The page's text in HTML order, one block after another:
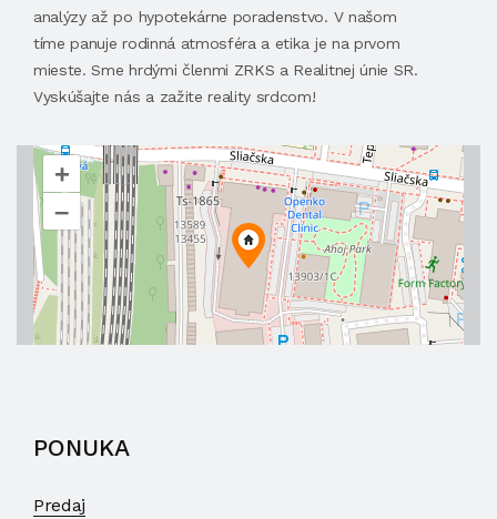
analýzy až po hypotekárne poradenstvo. V našom
tíme panuje rodinná atmosféra a etika je na prvom
mieste. Sme hrdými členmi ZRKS a Realitnej únie SR.
Vyskúšajte nás a zažite reality srdcom!
+
–
PONUKA
Predaj